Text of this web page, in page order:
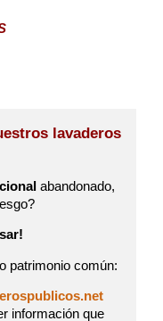
lavaderos
abandonado,
patrimonio común:
información que